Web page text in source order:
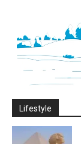
Lifestyle